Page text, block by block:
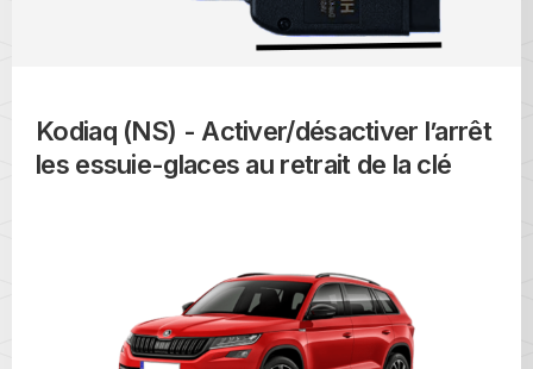
Kodiaq (NS) - Activer/désactiver l’arrêt
les essuie-glaces au retrait de la clé